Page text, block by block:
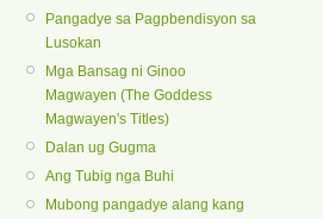
Pangadye sa Pagpbendisyon sa
Lusokan
Mga Bansag ni Ginoo
Magwayen (The Goddess
Magwayen's Titles)
Dalan ug Gugma
Ang Tubig nga Buhi
Mubong pangadye alang kang